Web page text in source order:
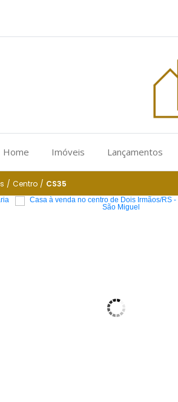
Home Imóveis Lançamentos
/ Centro / CS35